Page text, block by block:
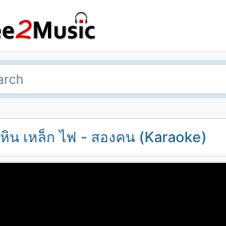
หิน เหล็ก ไฟ - สองคน (Karaoke)